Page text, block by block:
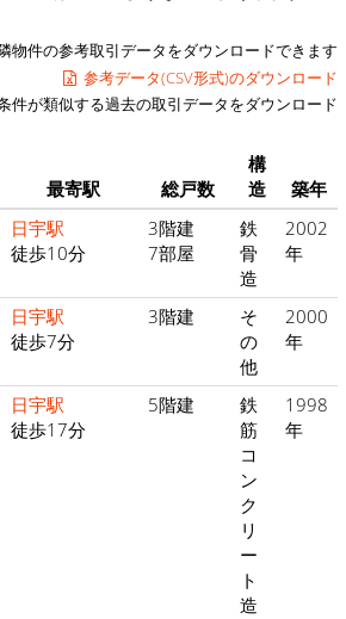
物件の参考取引データをダウンロードできます
参考データ(CSV形式)のダウンロード
件が類似する過去の取引データをダウンロード
最寄駅 総戸数
構
造
築年
日宇駅
徒歩10分
3階建
7部屋
鉄
骨
造
2002
年
日宇駅
徒歩7分
3階建
そ
の
他
2000
年
日宇駅
徒歩17分
5階建
鉄
筋
コ
ン
ク
リ
ー
ト
造
1998
年